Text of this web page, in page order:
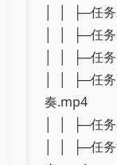
│ │ ├─任
│ │ ├─任
│ │ ├─任
│ │ ├─任
奏.mp4
│ │ ├─任
│ │ ├─任